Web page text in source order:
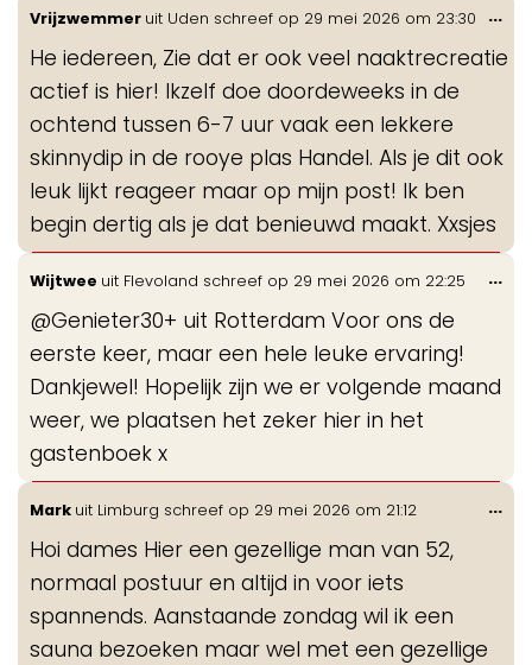
Vrijzwemmer uit Uden schreef op 29 mei 2026 om 23:30
He iedereen, Zie dat er ook veel naaktrecreatie
actief is hier! Ikzelf doe doordeweeks in de
ochtend tussen 6-7 uur vaak een lekkere
skinnydip in de rooye plas Handel. Als je dit ook
leuk lijkt reageer maar op mijn post! Ik ben
begin dertig als je dat benieuwd maakt. Xxsjes
...
Wijtwee uit Flevoland schreef op 29 mei 2026 om 22:25
@Genieter30+ uit Rotterdam Voor ons de
eerste keer, maar een hele leuke ervaring!
Dankjewel! Hopelijk zijn we er volgende maand
weer, we plaatsen het zeker hier in het
gastenboek x
...
Mark uit Limburg schreef op 29 mei 2026 om 21:12
Hoi dames Hier een gezellige man van 52,
normaal postuur en altijd in voor iets
spannends. Aanstaande zondag wil ik een
sauna bezoeken maar wel met een gezellige
...